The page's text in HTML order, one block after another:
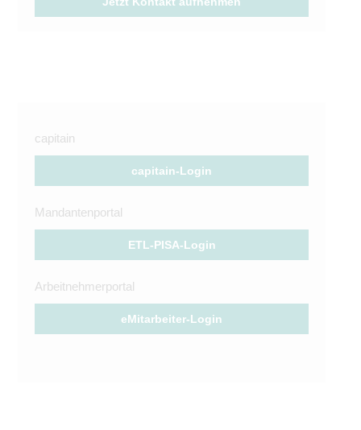
capitain
capitain-Login
Mandantenportal
ETL-PISA-Login
Arbeitnehmerportal
eMitarbeiter-Login